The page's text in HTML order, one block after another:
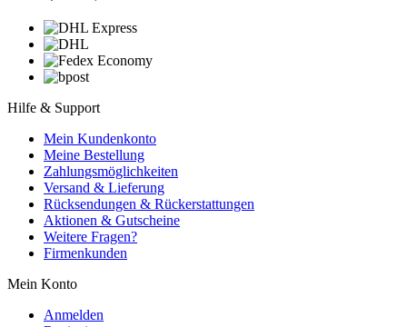
Hilfe & Support
Mein Kundenkonto
Meine Bestellung
Zahlungsmöglichkeiten
Versand & Lieferung
Rücksendungen & Rückerstattungen
Aktionen & Gutscheine
Weitere Fragen?
Firmenkunden
Mein Konto
Anmelden